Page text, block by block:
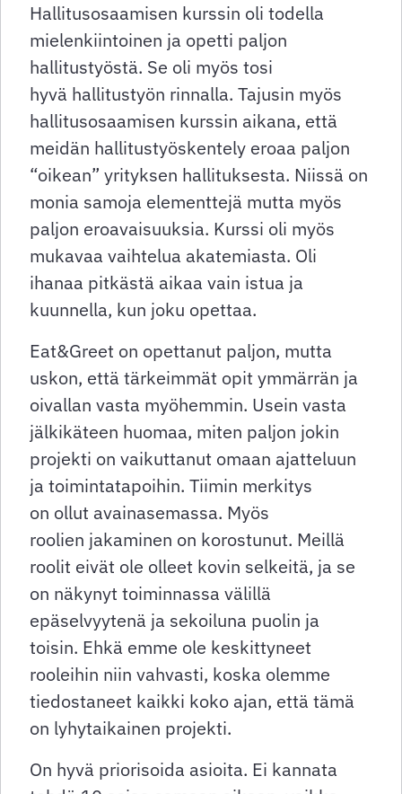
Hallitusosaamisen kurssin oli todella
mielenkiintoinen ja opetti paljon
hallitustyöstä. Se oli myös tosi
hyvä hallitustyön rinnalla. Tajusin myös
hallitusosaamisen kurssin aikana, että
meidän hallitustyöskentely eroaa paljon
“oikean” yrityksen hallituksesta. Niissä on
monia samoja elementtejä mutta myös
paljon eroavaisuuksia. Kurssi oli myös
mukavaa vaihtelua akatemiasta. Oli
ihanaa pitkästä aikaa vain istua ja
kuunnella, kun joku opettaa.
Eat&Greet on opettanut paljon, mutta
uskon, että tärkeimmät opit ymmärrän ja
oivallan vasta myöhemmin. Usein vasta
jälkikäteen huomaa, miten paljon jokin
projekti on vaikuttanut omaan ajatteluun
ja toimintatapoihin. Tiimin merkitys
on ollut avainasemassa. Myös
roolien jakaminen on korostunut. Meillä
roolit eivät ole olleet kovin selkeitä, ja se
on näkynyt toiminnassa välillä
epäselvyytenä ja sekoiluna puolin ja
toisin. Ehkä emme ole keskittyneet
rooleihin niin vahvasti, koska olemme
tiedostaneet kaikki koko ajan, että tämä
on lyhytaikainen projekti.
On hyvä priorisoida asioita. Ei kannata